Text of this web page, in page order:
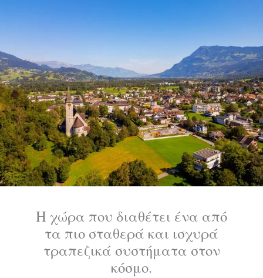
Η χώρα που διαθέτει ένα από
τα πιο σταθερά και ισχυρά
τραπεζικά συστήματα στον
κόσμο.